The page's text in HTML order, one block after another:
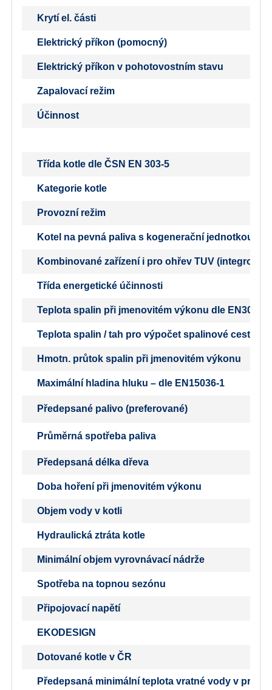
Krytí el. části
Elektrický příkon (pomocný)
Elektrický příkon v pohotovostním stavu
Zapalovací režim
Účinnost
Třída kotle dle ČSN EN 303-5
Kategorie kotle
Provozní režim
Kotel na pevná paliva s kogenerační jednotkou
Kombinované zařízení i pro ohřev TUV
Třída energetické účinnosti
Teplota spalin při jmenovitém výkonu dle EN303-5
Teplota spalin / tah pro výpočet spalinové cesty
Hmotn. průtok spalin při jmenovitém výkonu
Maximální hladina hluku – dle EN15036-1
Předepsané palivo (preferované)
Průměrná spotřeba paliva
Předepsaná délka dřeva
Doba hoření při jmenovitém výkonu
Objem vody v kotli
Hydraulická ztráta kotle
Minimální objem vyrovnávací nádrže
Spotřeba na topnou sezónu
Připojovací napětí
EKODESIGN
Dotované kotle v ČR
Předepsaná minimální teplota vratné vody v